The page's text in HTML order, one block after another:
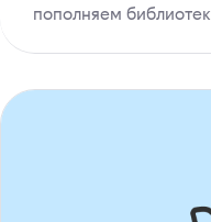
пополняем